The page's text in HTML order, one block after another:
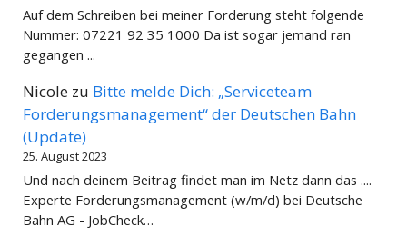
Auf dem Schreiben bei meiner Forderung steht folgende
Nummer: 07221 92 35 1000 Da ist sogar jemand ran
gegangen ...
Nicole zu Bitte melde Dich: „Serviceteam
Forderungsmanagement“ der Deutschen Bahn
(Update)
25. August 2023
Und nach deinem Beitrag findet man im Netz dann das ....
Experte Forderungsmanagement (w/m/d) bei Deutsche
Bahn AG - JobCheck…